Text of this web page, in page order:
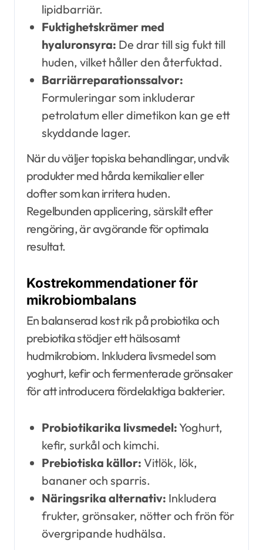
lipidbarriär.
Fuktighetskrämer med
hyaluronsyra: De drar till sig fukt till
huden, vilket håller den återfuktad.
Barriärreparationssalvor:
Formuleringar som inkluderar
petrolatum eller dimetikon kan ge ett
skyddande lager.
När du väljer topiska behandlingar, undvik
produkter med hårda kemikalier eller
dofter som kan irritera huden.
Regelbunden applicering, särskilt efter
rengöring, är avgörande för optimala
resultat.
Kostrekommendationer för
mikrobiombalans
En balanserad kost rik på probiotika och
prebiotika stödjer ett hälsosamt
hudmikrobiom. Inkludera livsmedel som
yoghurt, kefir och fermenterade grönsaker
för att introducera fördelaktiga bakterier.
Probiotikarika livsmedel:Yoghurt,
kefir, surkål och kimchi.
Prebiotiska källor: Vitlök, lök,
bananer och sparris.
Näringsrika alternativ: Inkludera
frukter, grönsaker, nötter och frön för
övergripande hudhälsa.